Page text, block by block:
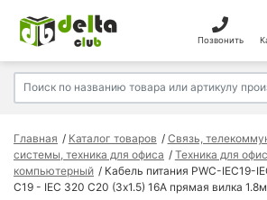
Позвонить
Главная Каталог товаров Связь,
системы, техника для офиса
Техника для
компьютерный
Кабель питания PWC-IEC19-
C19 - IEC 320 C20 (3х1.5) 16А прямая вилка